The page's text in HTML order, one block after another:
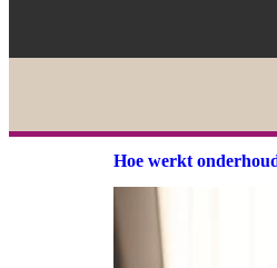
Hoe werkt